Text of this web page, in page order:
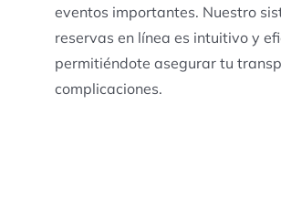
eventos importantes. Nuestro
reservas en línea es intuitivo y
permitiéndote asegurar tu
complicaciones.